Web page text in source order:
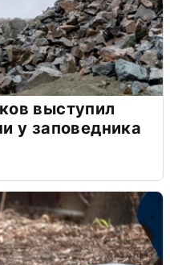
выступил
у заповедника